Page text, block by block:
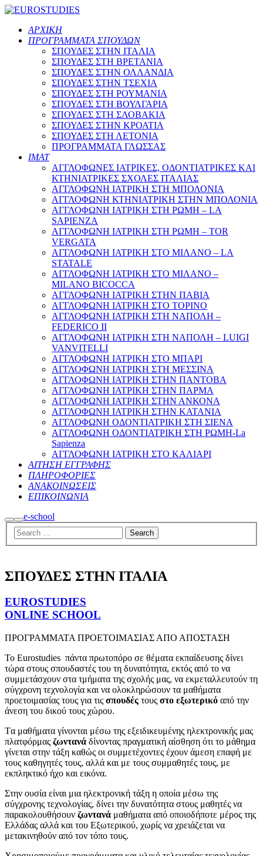
ΑΡΧΙΚΗ
ΠΡΟΓΡΑΜΜΑΤΑ ΣΠΟΥΔΩΝ
ΣΠΟΥΔΕΣ ΣΤΗΝ ΙΤΑΛΙΑ
ΣΠΟΥΔΕΣ ΣΤΗ ΒΡΕΤΑΝΙΑ
ΣΠΟΥΔΕΣ ΣΤΗΝ ΟΛΛΑΝΔΙΑ
ΣΠΟΥΔΕΣ ΣΤΗΝ ΤΣΕΧΙΑ
ΣΠΟΥΔΕΣ ΣΤΗ ΡΟΥΜΑΝΙΑ
ΣΠΟΥΔΕΣ ΣΤΗ ΒΟΥΛΓΑΡΙΑ
ΣΠΟΥΔΕΣ ΣΤΗ ΣΛΟΒΑΚΙΑ
ΣΠΟΥΔΕΣ ΣΤΗΝ ΚΡΟΑΤΙΑ
ΣΠΟΥΔΕΣ ΣΤΗ ΛΕΤΟΝΙΑ
ΠΡΟΓΡΑΜΜΑΤΑ ΓΛΩΣΣΑΣ
ΙΜΑΤ
ΑΓΓΛΟΦΩΝΕΣ ΙΑΤΡΙΚΕΣ, ΟΔΟΝΤΙΑΤΡΙΚΕΣ ΚΑΙ
ΚΤΗΝΙΑΤΡΙΚΕΣ ΣΧΟΛΕΣ ΙΤΑΛΙΑΣ
ΑΓΓΛΟΦΩΝΗ ΙΑΤΡΙΚΗ ΣΤΗ ΜΠΟΛΟΝΙΑ
ΑΓΓΛΟΦΩΝΗ ΚΤΗΝΙΑΤΡΙΚΗ ΣΤΗΝ ΜΠΟΛΟΝΙΑ
ΑΓΓΛΟΦΩΝΗ ΙΑΤΡΙΚΗ ΣΤΗ ΡΩΜΗ – LA
SAPIENZA
ΑΓΓΛΟΦΩΝΗ ΙΑΤΡΙΚΗ ΣΤΗ ΡΩΜΗ – TOR
VERGATA
ΑΓΓΛΟΦΩΝΗ ΙΑΤΡΙΚΗ ΣΤΟ ΜΙΛΑΝΟ – LA
STATALE
ΑΓΓΛΟΦΩΝΗ ΙΑΤΡΙΚΗ ΣΤΟ ΜΙΛΑΝΟ –
MILANO BICOCCA
ΑΓΓΛΟΦΩΝΗ ΙΑΤΡΙΚΗ ΣΤΗΝ ΠΑΒΙΑ
ΑΓΓΛΟΦΩΝΗ ΙΑΤΡΙΚΗ ΣΤΟ ΤΟΡΙΝΟ
ΑΓΓΛΟΦΩΝΗ ΙΑΤΡΙΚΗ ΣΤΗ ΝΑΠΟΛΗ –
FEDERICO II
ΑΓΓΛΟΦΩΝΗ ΙΑΤΡΙΚΗ ΣΤΗ ΝΑΠΟΛΗ – LUIGI
VANVITELLI
ΑΓΓΛΟΦΩΝΗ ΙΑΤΡΙΚΗ ΣΤΟ ΜΠΑΡΙ
ΑΓΓΛΟΦΩΝΗ ΙΑΤΡΙΚΗ ΣΤΗ ΜΕΣΣΙΝΑ
ΑΓΓΛΟΦΩΝΗ ΙΑΤΡΙΚΗ ΣΤΗΝ ΠΑΝΤΟΒΑ
ΑΓΓΛΟΦΩΝΗ ΙΑΤΡΙΚΗ ΣΤΗΝ ΠΑΡΜΑ
ΑΓΓΛΟΦΩΝΗ ΙΑΤΡΙΚΗ ΣΤΗΝ ΑΝΚΟΝΑ
ΑΓΓΛΟΦΩΝΗ ΙΑΤΡΙΚΗ ΣΤΗΝ ΚΑΤΑΝΙΑ
ΑΓΓΛΟΦΩΝΗ ΟΔΟΝΤΙΑΤΡΙΚΗ ΣΤΗ ΣΙΕΝΑ
ΑΓΓΛΟΦΩΝΗ ΟΔΟΝΤΙΑΤΡΙΚΗ ΣΤΗ ΡΩΜΗ-La
Sapienza
ΑΓΓΛΟΦΩΝΗ ΙΑΤΡΙΚΗ ΣΤΟ ΚΑΛΙΑΡΙ
ΑΙΤΗΣΗ ΕΓΓΡΑΦΗΣ
ΠΛΗΡΟΦΟΡΙΕΣ
ΑΝΑΚΟΙΝΩΣΕΙΣ
ΕΠΙΚΟΙΝΩΝΙΑ
Search
Main
menu
e-school
ΣΠΟΥΔΕΣ ΣΤΗΝ ΙΤΑΛΙΑ
EUROSTUDIES
ONLINE SCHOOL
ΠΡΟΓΡΑΜΜΑΤΑ ΠΡΟΕΤΟΙΜΑΣΙΑΣ ΑΠΟ ΑΠΟΣΤΑΣΗ
Το Eurostudies πάντα πρωτοπόρο σε θέματα εκπαίδευσης δίνει
τώρα στους σπουδαστές του τη δυνατότητα, εκτός από το να
συμμετάσχουν στα τμήματα της σχολής μας, να εκμεταλλευτούν τη
σύγχρονη τεχνολογία και να ολοκληρώσουν τα μαθήματα
προετοιμασίας τους για τις σπουδές τους στο εξωτερικό από την
άνεση του δικού τους χώρου.
Tα μαθήματα γίνονται μέσω της εξειδικευμένης ηλεκτρονικής μας
πλατφόρμας ζωντανά δίνοντας πραγματική αίσθηση ότι το μάθημα
γίνεται στην τάξη καθώς οι συμμετέχοντες έχουν άμεση επαφή με
τους καθηγητές τους, αλλά και με τους συμμαθητές τους, με
εκπληκτικό ήχο και εικόνα.
Στην ουσία είναι μια ηλεκτρονική τάξη η οποία μέσω της
σύγχρονης τεχνολογίας, δίνει την δυνατότητα στους μαθητές να
παρακολουθήσουν ζωντανά μαθήματα από οποιοδήποτε μέρος της
Ελλάδας αλλά και του Εξωτερικού, χωρίς να χρειάζεται να
μετακινηθούν από τον τόπο τους.